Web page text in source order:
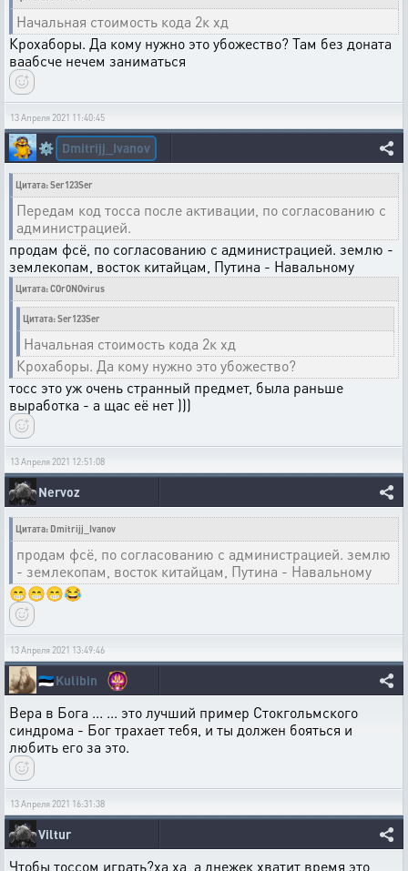
Начальная стоимость кода 2к хд
Крохаборы. Да кому нужно это убожество? Там без доната
ваабсче нечем заниматься
13 Апреля 2021 11:40:45
⚙️ Dmitrijj_Ivanov
Цитата: Ser123Ser
Передам код тосса после активации, по согласованию с
администрацией.
продам фсё, по согласованию с администрацией. землю -
землекопам, восток китайцам, Путина - Навальному
Цитата: COrONOvirus
Цитата: Ser123Ser
Начальная стоимость кода 2к хд
Крохаборы. Да кому нужно это убожество?
тосс это уж очень странный предмет, была раньше
выработка - а щас её нет )))
13 Апреля 2021 12:51:08
Nervoz
Цитата: Dmitrijj_Ivanov
продам фсё, по согласованию с администрацией. землю
- землекопам, восток китайцам, Путина - Навальному
😁😁😁😂
13 Апреля 2021 13:49:46
🇪🇪Kulibin
Вера в Бога ... ... это лучший пример Стокгольмского
синдрома - Бог трахает тебя, и ты должен бояться и
любить его за это.
13 Апреля 2021 16:31:38
Viltur
Чтобы тоссом играть?ха ха ,а днежек хватит время,это